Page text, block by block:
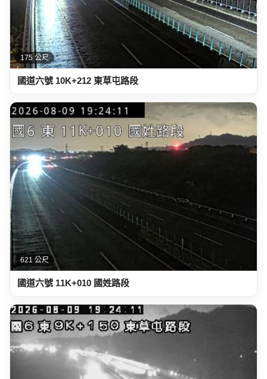
175 公尺
國道六號 10K+212 東草屯路段
621 公尺
國道六號 11K+010 國姓路段